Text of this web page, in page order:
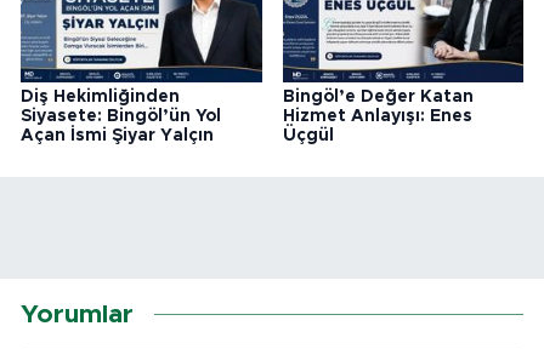
Diş Hekimliğinden
Siyasete: Bingöl’ün Yol
Açan İsmi Şiyar Yalçın
Bingöl’e Değer Katan
Hizmet Anlayışı: Enes
Üçgül
Yorumlar